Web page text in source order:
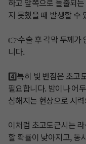
하고 앞쪽으로 돌출되
지 못했을 때 발생할 수
👉수술 후 각막 두께가
니다.
4️⃣특히 빛 번짐은 초고
필요합니다. 밤이나 어
심해지는 현상으로 시
이처럼 초고도근시는
할 확률이 낮아지고, 동